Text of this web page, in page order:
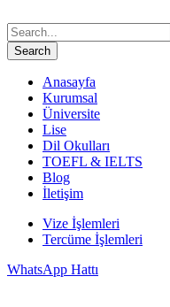
Anasayfa
Kurumsal
Üniversite
Lise
Dil Okulları
TOEFL & IELTS
Blog
İletişim
Vize İşlemleri
Tercüme İşlemleri
WhatsApp Hattı